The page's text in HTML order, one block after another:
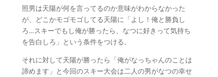
照男は天陽が何を言ってるのか意味がわからなかった
が、どこかモゴモゴしてる天陽に「よし！俺と勝負し
ろ…スキーでもし俺が勝ったら、なつに好きって気持ち
を告白しろ」という条件をつける。
それに対して天陽が勝ったら「俺がなっちゃんのことは
諦めます」と今回のスキー大会は二人の男がなつの幸せ